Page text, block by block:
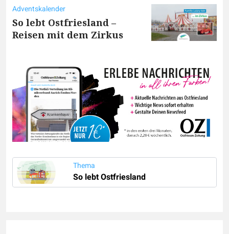
Adventskalender
So lebt Ostfriesland –
Reisen mit dem Zirkus
Thema
So lebt Ostfriesland